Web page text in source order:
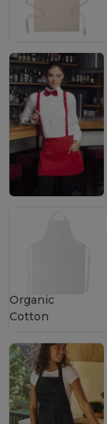
Organic
Cotton